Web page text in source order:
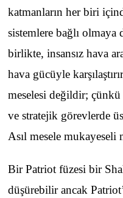
katmanların her biri
sistemlere bağlı
birlikte, insansız hava
hava gücüyle
meselesi değildir;
ve stratejik görevlerde
Asıl mesele mukayeseli
Bir Patriot füzesi bir
düşürebilir ancak